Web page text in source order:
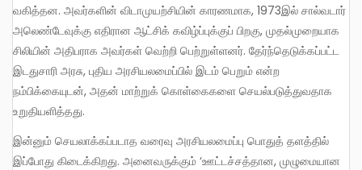
வகித்தன. அவர்களின் விடாமுயற்சியின் காரணமாக, 1973இல் சால்வடார்
அலெண்டேவுக்கு எதிரான ஆட்சிக் கவிழ்ப்புக்குப் பிறகு, முதல்முறையாக
சிலியின் அதிபராக அவர்கள் வெற்றி பெற்றுள்ளனர். தேர்ந்தெடுக்கப்பட்ட
இடதுசாரி அரசு, புதிய அரசியலமைப்பில் இடம் பெறும் என்ற
நம்பிக்கையுடன், அதன் மாற்றுக் கொள்கைகளை செயல்படுத்துவதாக
உறுதியளித்தது.
இன்னும் செயலாக்கப்படாத வரைவு அரசியலமைப்பு பொதுத் தளத்தில்
இப்போது கிடைக்கிறது. அனைவருக்கும் ‘ஊட்டச்சத்தான, முழுமையான